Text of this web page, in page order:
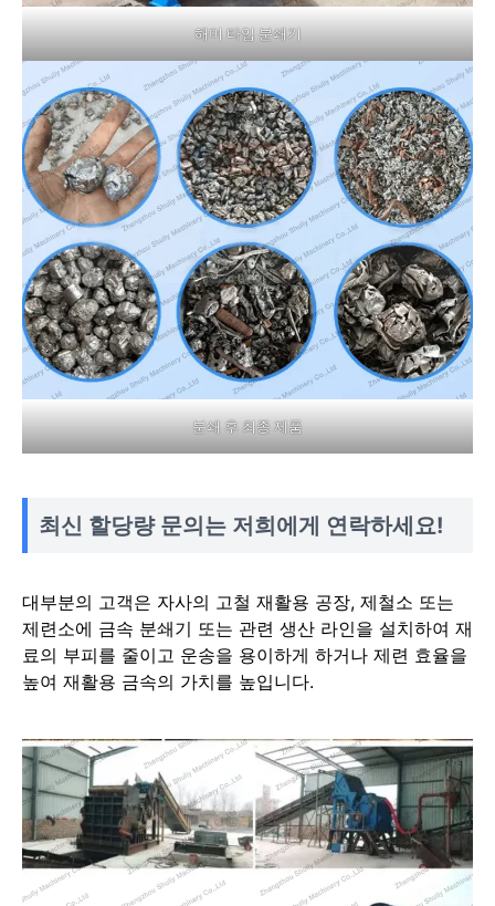
해머 타입 분쇄기
분쇄 후 최종 제품
최신 할당량 문의는 저희에게 연락하세요!
대부분의 고객은 자사의 고철 재활용 공장, 제철소 또는
제련소에 금속 분쇄기 또는 관련 생산 라인을 설치하여 재
료의 부피를 줄이고 운송을 용이하게 하거나 제련 효율을
높여 재활용 금속의 가치를 높입니다.